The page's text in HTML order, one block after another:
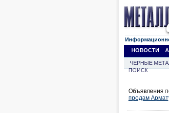
НОВОСТИ
ЧЕРНЫЕ
ПОИСК
Объявления
продам